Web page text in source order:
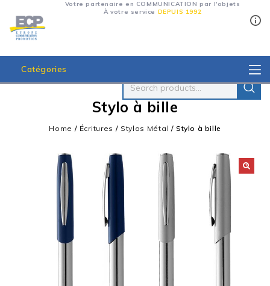
Votre partenaire en COMMUNICATION par l'objets
À votre service DEPUIS 1992
Catégories
Stylo à bille
Home / Écritures / Stylos Métal /Stylo à bille